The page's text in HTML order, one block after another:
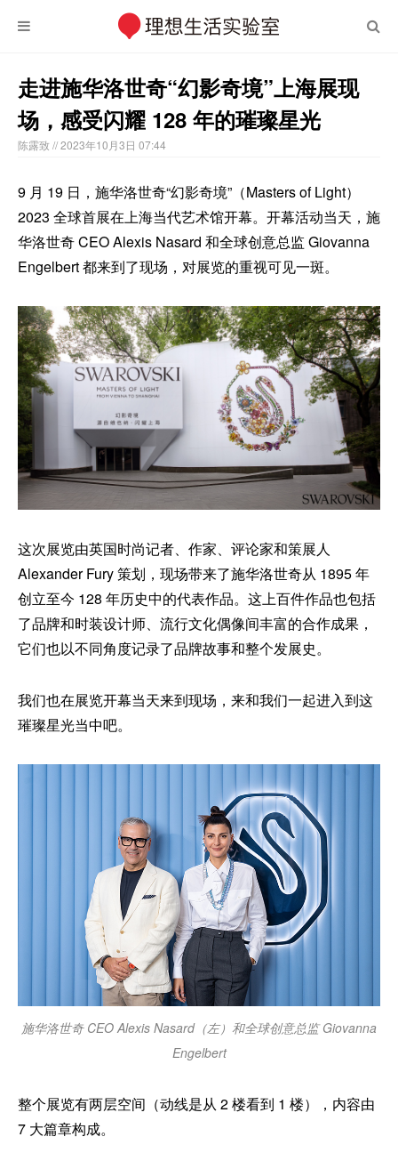
走进施华洛世奇“幻影奇境”上海展现
场，感受闪耀 128 年的璀璨星光
陈露致// 2023年10月3日 07:44
9 月 19 日，施华洛世奇“幻影奇境”（Masters of Light）
2023 全球首展在上海当代艺术馆开幕。开幕活动当天，施
华洛世奇 CEO Alexis Nasard 和全球创意总监 Giovanna
Engelbert 都来到了现场，对展览的重视可见一斑。
这次展览由英国时尚记者、作家、评论家和策展人
Alexander Fury 策划，现场带来了施华洛世奇从 1895 年
创立至今 128 年历史中的代表作品。这上百件作品也包括
了品牌和时装设计师、流行文化偶像间丰富的合作成果，
它们也以不同角度记录了品牌故事和整个发展史。
我们也在展览开幕当天来到现场，来和我们一起进入到这
璀璨星光当中吧。
施华洛世奇 CEO Alexis Nasard（左）和全球创意总监 Giovanna
Engelbert
整个展览有两层空间（动线是从 2 楼看到 1 楼），内容由
7 大篇章构成。